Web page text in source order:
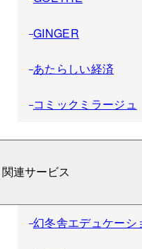
GINGER
あたらしい経済
コミックミラージュ
関連サービス
幻冬舎エデュケーシ